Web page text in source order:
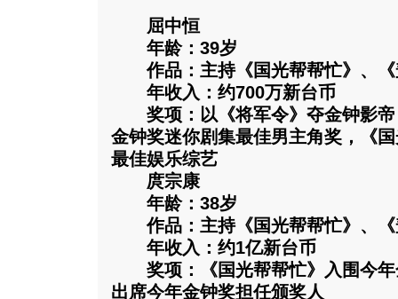
屈中恒
年龄：39岁
作品：主持《国光帮帮忙》、《
年收入：约700万新台币
奖项：以《将军令》夺金钟影帝
金钟奖迷你剧集最佳男主角奖，《
最佳娱乐综艺
庹宗康
年龄：38岁
作品：主持《国光帮帮忙》、《
年收入：约1亿新台币
奖项：《国光帮帮忙》入围今年
出席今年金钟奖担任颁奖人